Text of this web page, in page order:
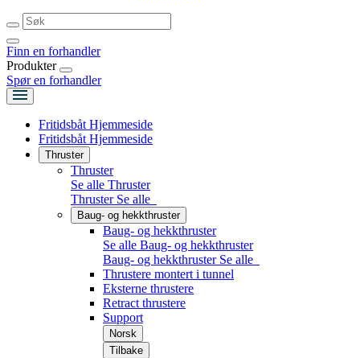
Finn en forhandler
Produkter
Spør en forhandler
Fritidsbåt Hjemmeside
Fritidsbåt Hjemmeside
Thruster
Thruster
Se alle Thruster
Thruster Se alle
Baug- og hekkthruster
Baug- og hekkthruster
Se alle Baug- og hekkthruster
Baug- og hekkthruster Se alle
Thrustere montert i tunnel
Eksterne thrustere
Retract thrustere
Support
Norsk
Tilbake